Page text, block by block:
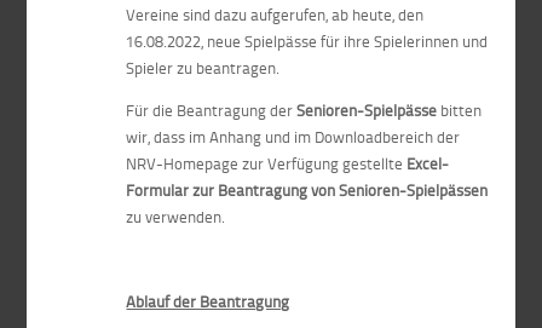
Vereine sind dazu aufgerufen, ab heute, den
16.08.2022, neue Spielpässe für ihre Spielerinnen und
Spieler zu beantragen.
Für die Beantragung derSenioren-Spielpässe bitten
wir, dass im Anhang und im Downloadbereich der
NRV-Homepage zur Verfügung gestellte Excel-
Formular zur Beantragung von Senioren-Spielpässen
zu verwenden.
Ablauf der Beantragung